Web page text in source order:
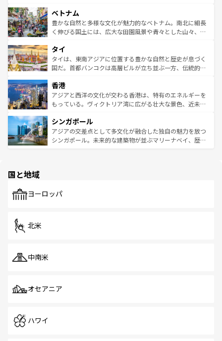
参照してほしい。
容にもいいと評判のスイーツなど、バラエティ豊かな料理
が味わえる。 なお、新着の台湾情報は コンテンツ一覧を参
照してほしい。
き、地方に足を延ばせば四季折々の自然美を楽しむことが
できる。そして、キムチや焼肉、絶品のストリートフード
まで、さまざまな韓国料理が待っている。夜には、韓国な
リティに包まれながら、韓国の多彩な魅力を心ゆくまで味
わってみてほしい。 なお、新着の韓国情報はコンテンツ一
覧を参照してほしい。
ベトナム
豊かな自然と多様な文化が魅力的なベトナム。南北に細長
く伸びる国土には、広大な田園風景や青々とした山々、世
急速な発展と共に伝統が息づく。ハノイの古い町並みやホ
ーチミン市のフランス統治時代の建物も、独特の雰囲気を
醸し出している。また、バラエティの豊かさとおいしさで
とつ。フォーやバインミー、ベトナムコーヒーなどは、ぜ
ひ現地で味わいたい。どの地域を訪れてもあたたかい人々
が旅行者を迎えてくれるので、きっと忘れられない旅にな
参照してほしい。
タイ
タイは、東南アジアに位置する豊かな自然と歴史が息づく
国だ。首都バンコクは高層ビルが立ち並ぶ一方、伝統的な
の活気が交差している。北部ではチェンマイなどの山岳地
帯で自然と触れ合い、南部ではプーケットやクラビの美し
いビーチでリゾート気分を楽しむことができる。タイ料理
激する。気候は一年中温暖で、どの季節にも異なる楽しみ
が待っている。親しみやすいタイの人々、仏教を中心とし
た文化、そして多様な観光資源が、訪れる旅人を魅了し続
香港
アジアと西洋の文化が交わる香港は、特有のエネルギーを
もっている。ヴィクトリア湾に広がる壮大な景色、近未来
み、どこを訪れても感動するはず。観光スポットが密集し
ており、効率よく見どころを回れるのも魅力。息をのむよ
うな絶景から文化的な体験まで、香港を存分に楽しみ尽く
シンガポール
アジアの交差点として多文化が融合した独自の魅力を放つ
シンガポール。未来的な建築物が並ぶマリーナベイ、歴史
で、ホーカーズは地元の風情を楽しめる外せないスポット
国と地域
ヨーロッパ
北米
中南米
オセアニア
ハワイ